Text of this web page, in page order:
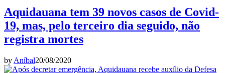
Aquidauana tem 39 novos casos de Covid-
19, mas, pelo terceiro dia seguido, não
registra mortes
by Aníbal20/08/2020